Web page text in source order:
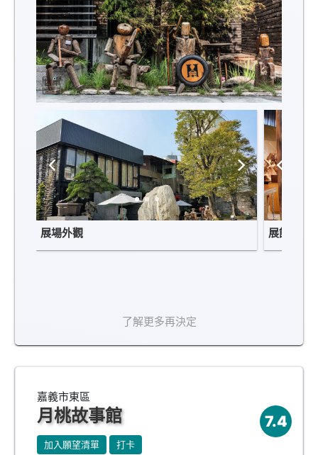
展場外觀 展館內部
了解更多再決定
嘉義市東區
月桃故事館 7.4
加入願望清單 打卡